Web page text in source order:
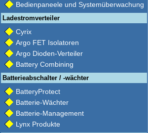
Bedienpaneele und Systemüberwachung
Ladestromverteiler
Cyrix
Argo FET Isolatoren
Argo Dioden-Verteiler
Battery Combining
Batterieabschalter / -wächter
BatteryProtect
Batterie-Wächter
Batterie-Management
Lynx Produkte